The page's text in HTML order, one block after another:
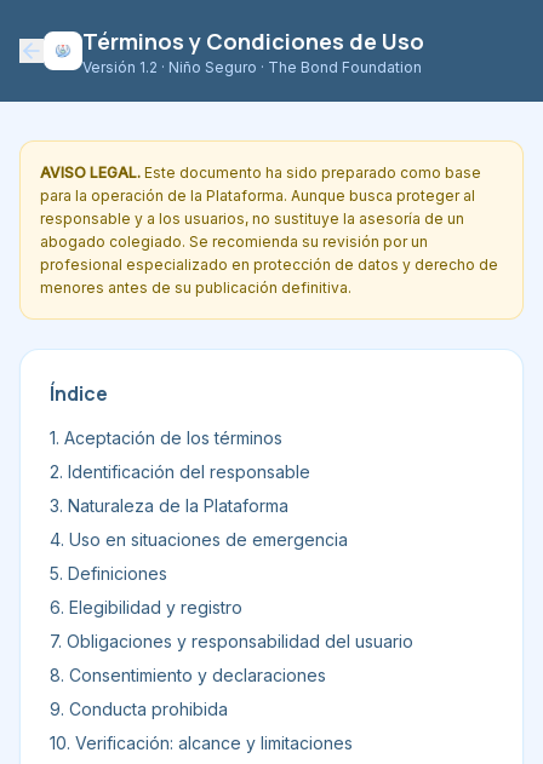
Términos y Condiciones de Uso
Versión 1.2 · Niño Seguro · The Bond Foundation
AVISO LEGAL. Este documento ha sido preparado como base
para la operación de la Plataforma. Aunque busca proteger al
responsable y a los usuarios, no sustituye la asesoría de un
abogado colegiado. Se recomienda su revisión por un
profesional especializado en protección de datos y derecho de
menores antes de su publicación definitiva.
Índice
1. Aceptación de los términos
2. Identificación del responsable
3. Naturaleza de la Plataforma
4. Uso en situaciones de emergencia
5. Definiciones
6. Elegibilidad y registro
7. Obligaciones y responsabilidad del usuario
8. Consentimiento y declaraciones
9. Conducta prohibida
10. Verificación: alcance y limitaciones